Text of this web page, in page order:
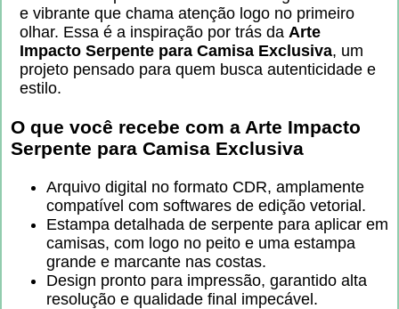
e vibrante que chama atenção logo no primeiro
olhar. Essa é a inspiração por trás da Arte
Impacto Serpente para Camisa Exclusiva, um
projeto pensado para quem busca autenticidade e
estilo.
O que você recebe com a Arte Impacto
Serpente para Camisa Exclusiva
Arquivo digital no formato CDR, amplamente
compatível com softwares de edição vetorial.
Estampa detalhada de serpente para aplicar em
camisas, com logo no peito e uma estampa
grande e marcante nas costas.
Design pronto para impressão, garantido alta
resolução e qualidade final impecável.